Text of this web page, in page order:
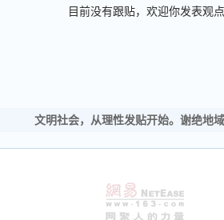
目前没有跟贴，欢迎你发表观点
文明社会，从理性发贴开始。谢绝地